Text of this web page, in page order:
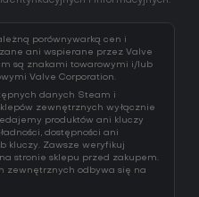
porównywarką cen i
ani wspierane przez Valve
są znakami towarowymi i/lub
Valve Corporation.
danych Steam i
zewnętrznych wyłącznie
produktów ani kluczy
dostępności ani
kluczy. Zawsze weryfikuj
stronie sklepu przed zakupem.
zewnętrznych odbywa się na